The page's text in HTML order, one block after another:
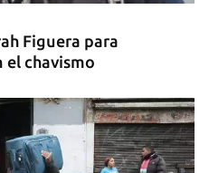
Figuera para
chavismo